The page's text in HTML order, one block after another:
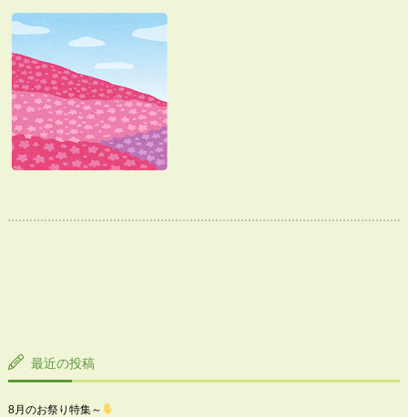
最近の投稿
8月のお祭り特集～